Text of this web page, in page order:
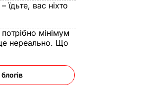
їдьте, вас ніхто
мінімум
нереально. Що